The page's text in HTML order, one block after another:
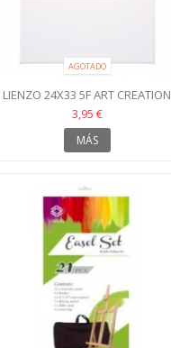
AGOTADO
LIENZO 24X33 5F ART CREATION
3,95 €
MÁS